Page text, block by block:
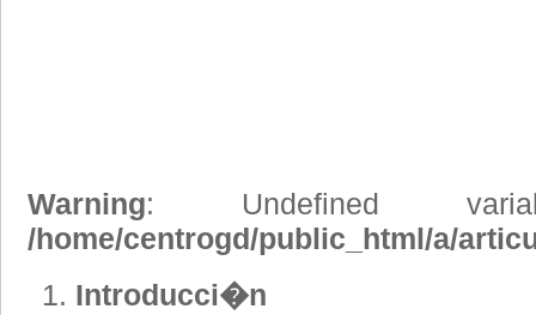
Warning: Undefined
/home/centrogd/public_html/a/
Introducci�n